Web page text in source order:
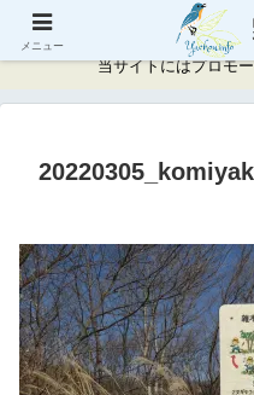
神奈川県周
当サイトにはプロモ
メニュー